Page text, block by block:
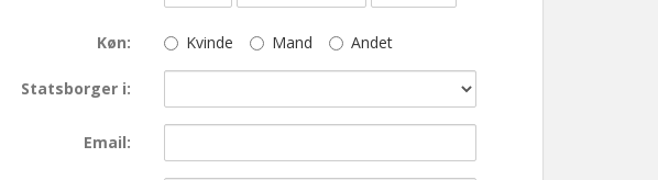
Køn Kvinde Mand Andet
Statsborger i
Email